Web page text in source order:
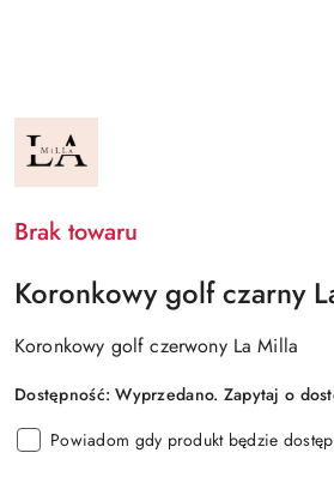
NAZWA
PRODUCENTA:
LA
MILLA
Brak towaru
Koronkowy golf czarny
Koronkowy golf czerwony La Milla
Dostępność:Wyprzedano. Zapytaj o
Powiadom gdy produkt będzie